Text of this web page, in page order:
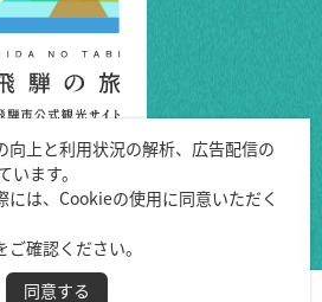
©Hida City.
向上と利用状況の解析、広告配信の
ます。
には、Cookieの使用に同意いただく
ご確認ください。
同意する